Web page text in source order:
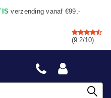
verzending vanaf €99,-
winkel
(9.2/10)